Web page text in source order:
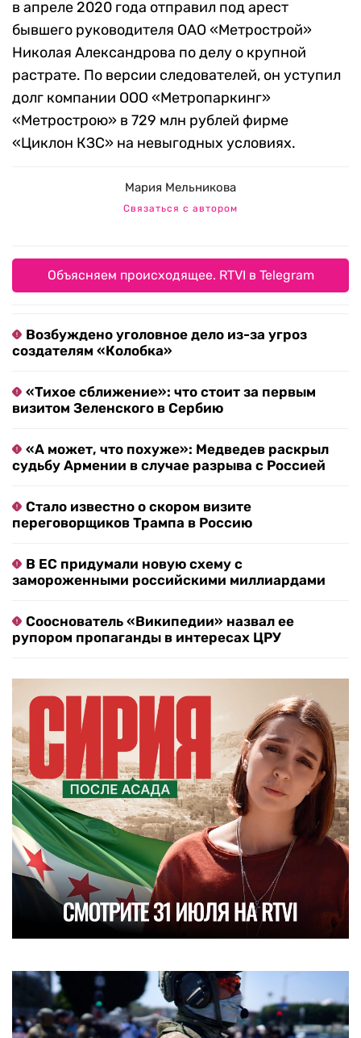
в апреле 2020 года отправил под арест
бывшего руководителя ОАО «Метрострой»
Николая Александрова по делу о крупной
растрате. По версии следователей, он уступил
долг компании ООО «Метропаркинг»
«Метрострою» в 729 млн рублей фирме
«Циклон КЗС» на невыгодных условиях.
Мария Мельникова
Связаться с автором
Объясняем происходящее. RTVI в Telegram
Возбуждено уголовное дело из-за угроз
создателям «Колобка»
«Тихое сближение»: что стоит за первым
визитом Зеленского в Сербию
«А может, что похуже»: Медведев раскрыл
судьбу Армении в случае разрыва с Россией
Стало известно о скором визите
переговорщиков Трампа в Россию
В ЕС придумали новую схему с
замороженными российскими миллиардами
Сооснователь «Википедии» назвал ее
рупором пропаганды в интересах ЦРУ